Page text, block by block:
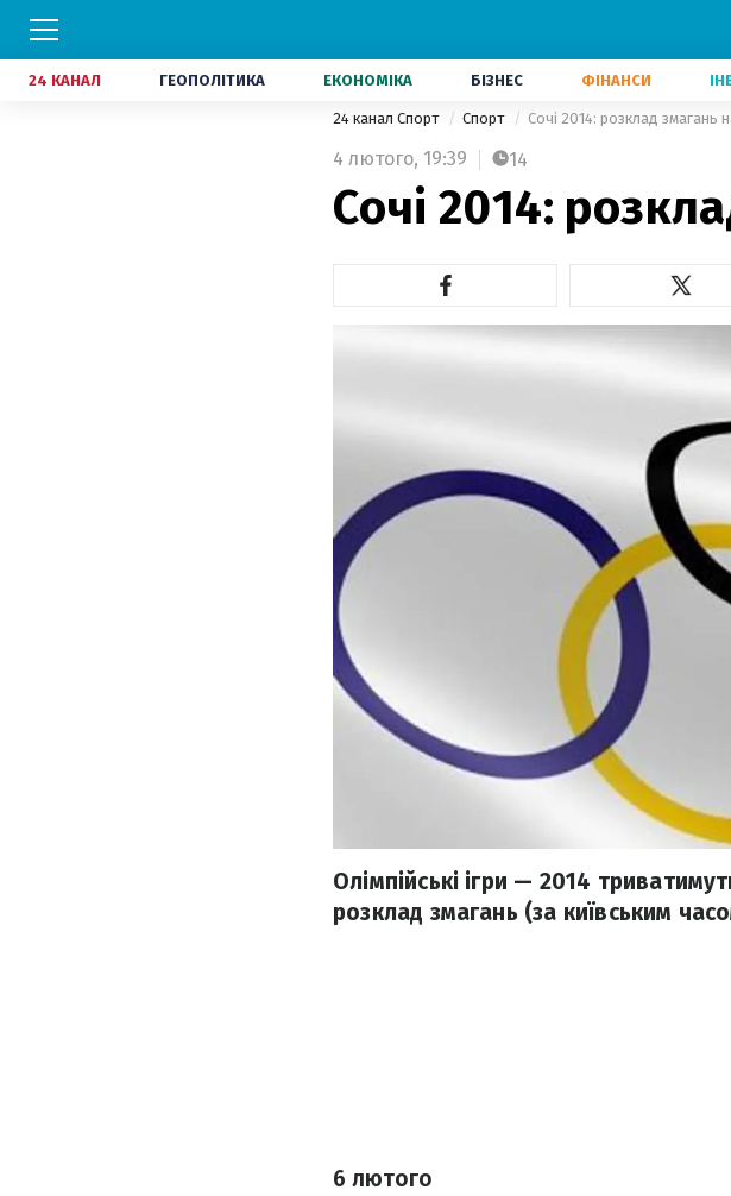
24 КАНАЛ ГЕОПОЛІТИКА ЕКОНОМІКА БІЗНЕС ФІНАНСИ
24 канал Спорт Спорт Сочі 2014: розклад змагань
4 лютого, 19:39 14
Сочі 2014:
Олімпійські ігри — 2014
розклад змагань (за київським
6 лютого